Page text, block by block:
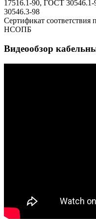
17516.1-90, ГОСТ
30546.3-98
Сертификат соответствия
НСОПБ
Видеообзор